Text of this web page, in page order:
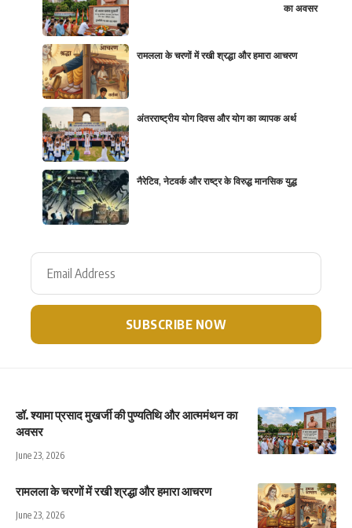
का अवसर
रामलला के चरणों में रखी श्रद्धा और हमारा आचरण
अंतरराष्ट्रीय योग दिवस और योग का व्यापक अर्थ
नैरेटिव, नेटवर्क और राष्ट्र के विरुद्ध मानसिक युद्ध
डॉ. श्यामा प्रसाद मुखर्जी की पुण्यतिथि और आत्ममंथन का
अवसर
June 23, 2026
रामलला के चरणों में रखी श्रद्धा और हमारा आचरण
June 23, 2026